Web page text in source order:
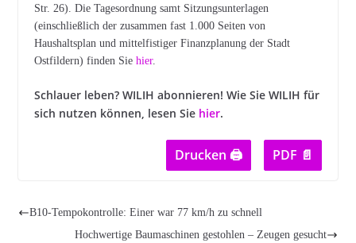
Str. 26). Die Tagesordnung samt Sitzungsunterlagen
(einschließlich der zusammen fast 1.000 Seiten von
Haushaltsplan und mittelfistiger Finanzplanung der Stadt
Ostfildern) finden Sie hier.
Schlauer leben? WILIH abonnieren! Wie Sie WILIH für
sich nutzen können, lesen Sie hier.
Drucken 🖨 PDF 📄
B10-Tempokontrolle: Einer war 77 km/h zu schnell
Hochwertige Baumaschinen gestohlen – Zeugen gesucht